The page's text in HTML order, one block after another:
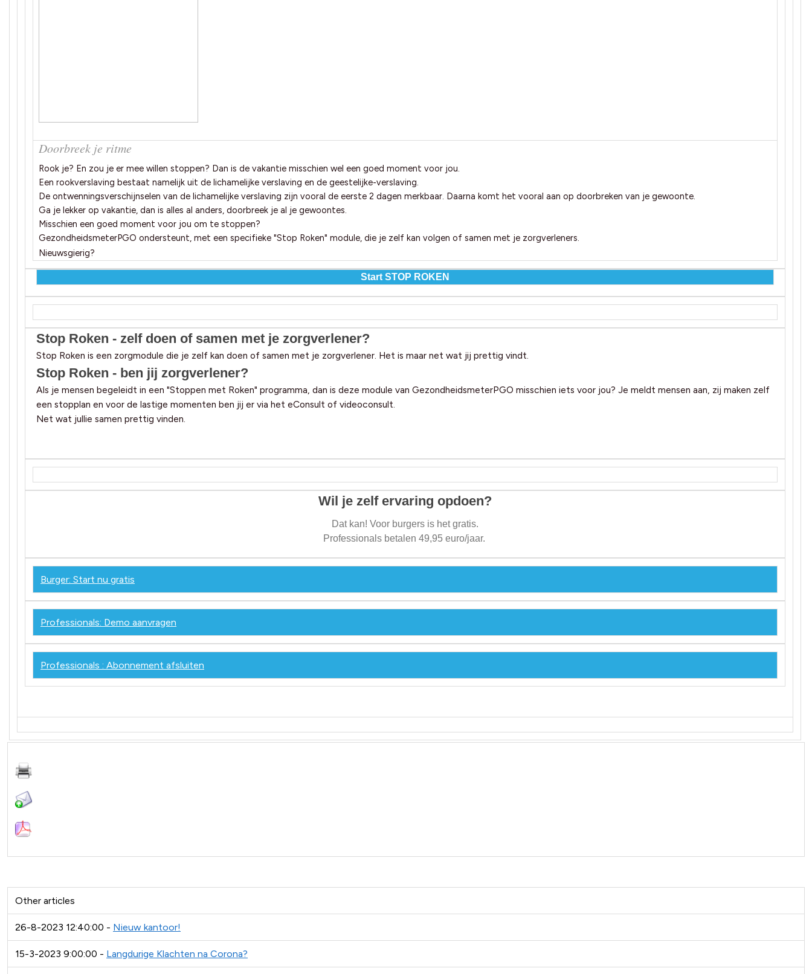
Doorbreek je ritme
Rook je? En zou je er mee willen stoppen? Dan is de vakantie misschien wel een goed moment voor jou.
Een rookverslaving bestaat namelijk uit de lichamelijke verslaving en de geestelijke-verslaving.
De ontwenningsverschijnselen van de lichamelijke verslaving zijn vooral de eerste 2 dagen merkbaar. Daarna komt het vooral aan op doorbreken van je gewoonte.
Ga je lekker op vakantie, dan is alles al anders, doorbreek je al je gewoontes.
Misschien een goed moment voor jou om te stoppen?
GezondheidsmeterPGO ondersteunt, met een specifieke "Stop Roken" module, die je zelf kan volgen of samen met je zorgverleners.
Nieuwsgierig?
Start STOP ROKEN
Stop Roken - zelf doen of samen met je zorgverlener?
Stop Roken is een zorgmodule die je zelf kan doen of samen met je zorgverlener. Het is maar net wat jij prettig vindt.
Stop Roken - ben jij zorgverlener?
Als je mensen begeleidt in een "Stoppen met Roken" programma, dan is deze module van GezondheidsmeterPGO misschien iets voor jou? Je meldt mensen aan, zij maken zelf
een stopplan en voor de lastige momenten ben jij er via het eConsult of videoconsult.
Net wat jullie samen prettig vinden.
Wil je zelf ervaring opdoen?
Dat kan! Voor burgers is het gratis.
Professionals betalen 49,95 euro/jaar.
Burger: Start nu gratis
Professionals: Demo aanvragen
Professionals : Abonnement afsluiten
Other articles
26-8-2023 12:40:00 - Nieuw kantoor!
15-3-2023 9:00:00 - Langdurige Klachten na Corona?